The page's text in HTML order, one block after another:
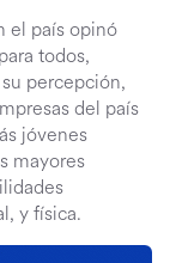
el país opinó
todos,
percepción,
del país
jóvenes
mayores
y física.